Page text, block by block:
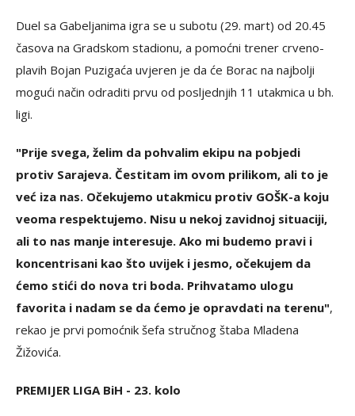
Duel sa Gabeljanima igra se u subotu (29. mart) od 20.45
časova na Gradskom stadionu, a pomoćni trener crveno-
plavih Bojan Puzigaća uvjeren je da će Borac na najbolji
mogući način odraditi prvu od posljednjih 11 utakmica u bh.
ligi.
"Prije svega, želim da pohvalim ekipu na pobjedi
protiv Sarajeva. Čestitam im ovom prilikom, ali to je
već iza nas. Očekujemo utakmicu protiv GOŠK-a koju
veoma respektujemo. Nisu u nekoj zavidnoj situaciji,
ali to nas manje interesuje. Ako mi budemo pravi i
koncentrisani kao što uvijek i jesmo, očekujem da
ćemo stići do nova tri boda. Prihvatamo ulogu
favorita i nadam se da ćemo je opravdati na terenu",
rekao je prvi pomoćnik šefa stručnog štaba Mladena
Žižovića.
PREMIJER LIGA BiH - 23. kolo